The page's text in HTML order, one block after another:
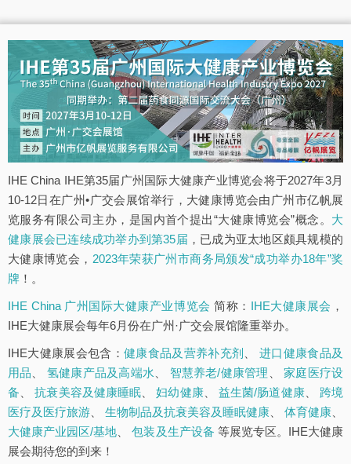
IHE China IHE第35届广州国际大健康产业博览会将于2027年3月
10-12日在广州•广交会展馆举行，大健康博览会由广州市亿帆展
览服务有限公司主办，是国内首个提出“大健康博览会”概念。 大
健康展会已连续成功举办到第35届 ，已成为亚太地区颇具规模的
大健康博览会， 2023年荣获广州市商务局颁发“成功举办18年”奖
牌 ！。
IHE China 广州国际大健康产业博览会 简称： IHE大健康展会 ，
IHE大健康展会每年6月份在广州·广交会展馆隆重举办。
IHE大健康展会包含： 健康食品及营养补充剂 、进口健康食品及
用品
氢健康产品及高端水 智慧养老/健康管理 、家庭医疗设
备 、抗衰美容及健康睡眠 、妇幼健康、 益生菌/肠道健康、 跨境
医疗及医疗旅游
生物制品及抗衰美容及睡眠健康 体育健康
大健康产业园区/基地 、包装及生产设备 等展览专区。IHE大健康
展会期待您的到来！